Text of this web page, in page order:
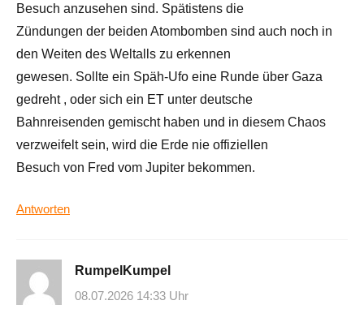
Besuch anzusehen sind. Spätistens die
Zündungen der beiden Atombomben sind auch noch in
den Weiten des Weltalls zu erkennen
gewesen. Sollte ein Späh-Ufo eine Runde über Gaza
gedreht , oder sich ein ET unter deutsche
Bahnreisenden gemischt haben und in diesem Chaos
verzweifelt sein, wird die Erde nie offiziellen
Besuch von Fred vom Jupiter bekommen.
Antworten
RumpelKumpel
08.07.2026 14:33 Uhr